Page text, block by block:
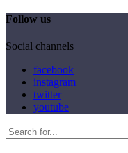
Follow us
Social channels
facebook
instagram
twitter
youtube